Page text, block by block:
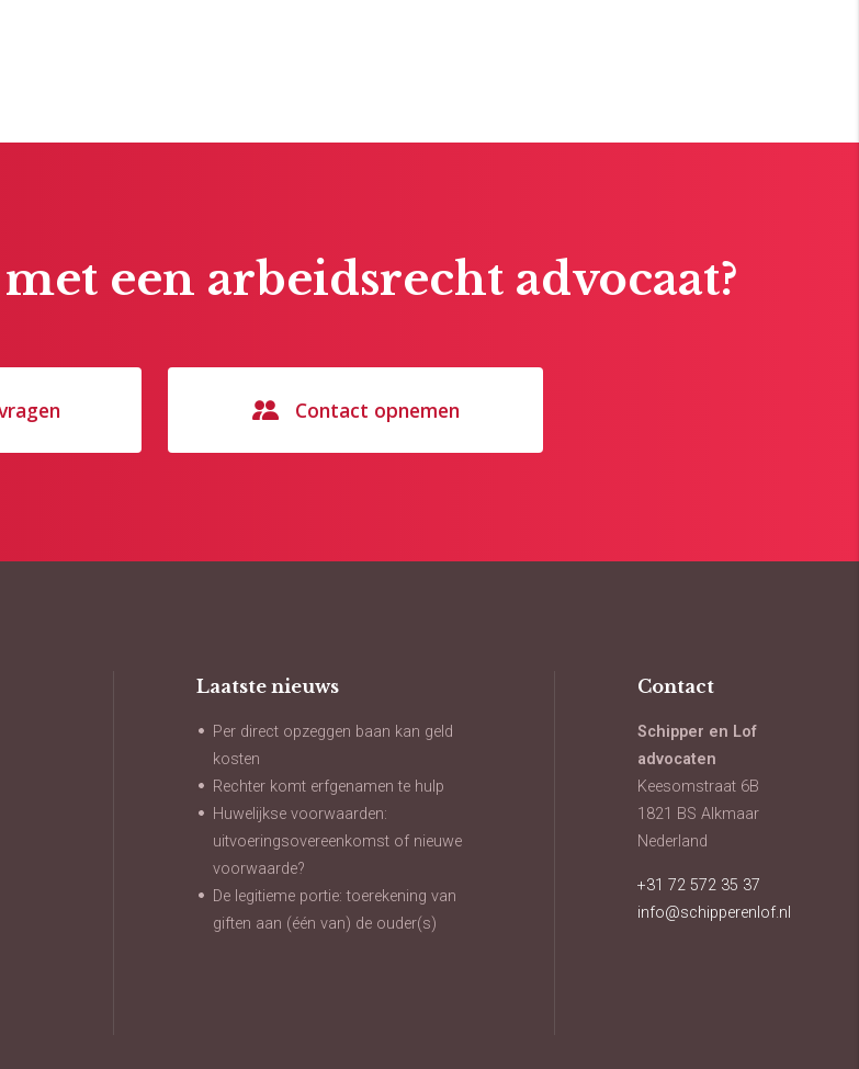
een arbeidsrecht advocaat?
Contact opnemen
Laatste nieuws
Per direct opzeggen baan kan geld
kosten
Rechter komt erfgenamen te hulp
Huwelijkse voorwaarden:
uitvoeringsovereenkomst of nieuwe
voorwaarde?
De legitieme portie: toerekening van
giften aan (één van) de ouder(s)
Contact
Schipper en Lof
advocaten
Keesomstraat 6B
1821 BS Alkmaar
Nederland
+31 72 572 35 37
info@schipperenlof.nl